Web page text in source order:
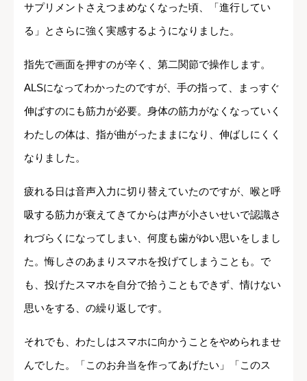
サプリメントさえつまめなくなった頃、「進行してい
る」とさらに強く実感するようになりました。
指先で画面を押すのが辛く、第二関節で操作します。
ALSになってわかったのですが、手の指って、まっすぐ
伸ばすのにも筋力が必要。身体の筋力がなくなっていく
わたしの体は、指が曲がったままになり、伸ばしにくく
なりました。
疲れる日は音声入力に切り替えていたのですが、喉と呼
吸する筋力が衰えてきてからは声が小さいせいで認識さ
れづらくになってしまい、何度も歯がゆい思いをしまし
た。悔しさのあまりスマホを投げてしまうことも。で
も、投げたスマホを自分で拾うこともできず、情けない
思いをする、の繰り返しです。
それでも、わたしはスマホに向かうことをやめられませ
んでした。「このお弁当を作ってあげたい」「このス